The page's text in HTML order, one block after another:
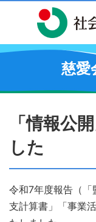
慈愛
「情報公
した
令和7年度報告（
支計算書」「事業